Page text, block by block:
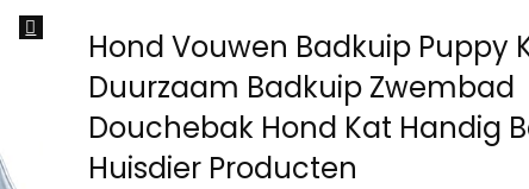
Hond Vouwen Badkuip Puppy
Duurzaam Badkuip Zwembad
Douchebak Hond Kat Handig
Huisdier Producten